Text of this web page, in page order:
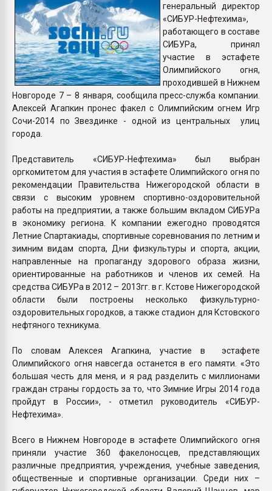
ПЕРЕЙТИ НА
генеральный директор
«СИБУР-Нефтехима»,
работающего в составе
СИБУРа, принял
участие в эстафете
Олимпийского огня,
проходившей в Нижнем
Новгороде 7 – 8 января, сообщила пресс-служба компании.
Алексей Агапкин пронес факел с Олимпийским огнем Игр
Сочи-2014 по Звездинке - одной из центральных улиц
города.
Представитель «СИБУР-Нефтехима» был выбран
оргкомитетом для участия в эстафете Олимпийского огня по
рекомендации Правительства Нижегородской области в
связи с высоким уровнем спортивно-оздоровительной
работы на предприятии, а также большим вкладом СИБУРа
в экономику региона. К компании ежегодно проводятся
Летние Спартакиады, спортивные соревнования по летним и
зимним видам спорта, Дни физкультуры и спорта, акции,
направленные на пропаганду здорового образа жизни,
ориентированные на работников и членов их семей. На
средства СИБУРа в 2012 – 2013гг. в г. Кстове Нижегородской
области были построены несколько физкультурно-
оздоровительных городков, а также стадион для Кстовского
нефтяного техникума.
По словам Алексея Агапкина, участие в эстафете
Олимпийского огня навсегда останется в его памяти. «Это
большая честь для меня, и я рад разделить с миллионами
граждан страны гордость за то, что Зимние Игры 2014 года
пройдут в России», - отметил руководитель «СИБУР-
Нефтехима».
Всего в Нижнем Новгороде в эстафете Олимпийского огня
приняли участие 360 факелоносцев, представляющих
различные предприятия, учреждения, учебные заведения,
общественные и спортивные организации. Среди них –